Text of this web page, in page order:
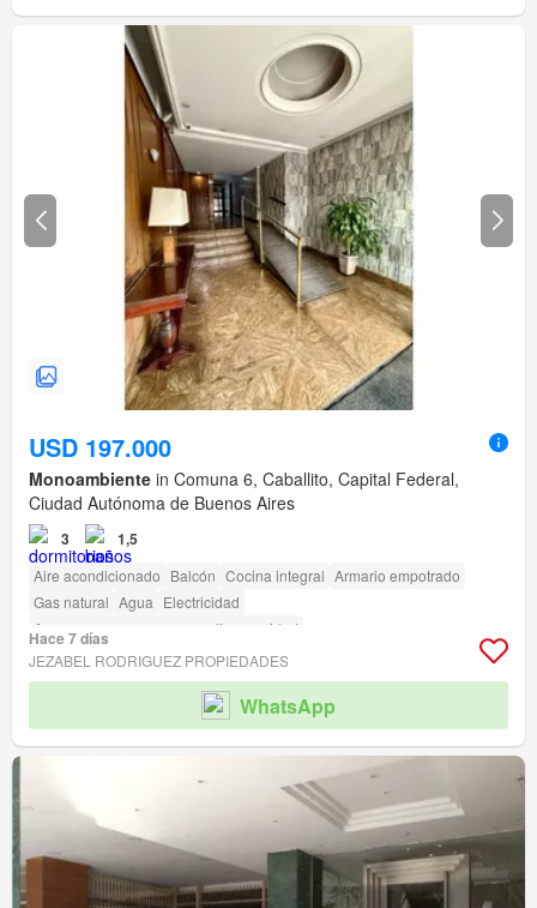
USD 197.000
Monoambiente in Comuna 6, Caballito, Capital Federal,
Ciudad Autónoma de Buenos Aires
3 1,5
Aire acondicionado Balcón Cocina integral Armario empotrado
Gas natural Agua Electricidad
Acceso para personas con discapacidad
Hace 7 días
JEZABEL RODRIGUEZ PROPIEDADES
WhatsApp